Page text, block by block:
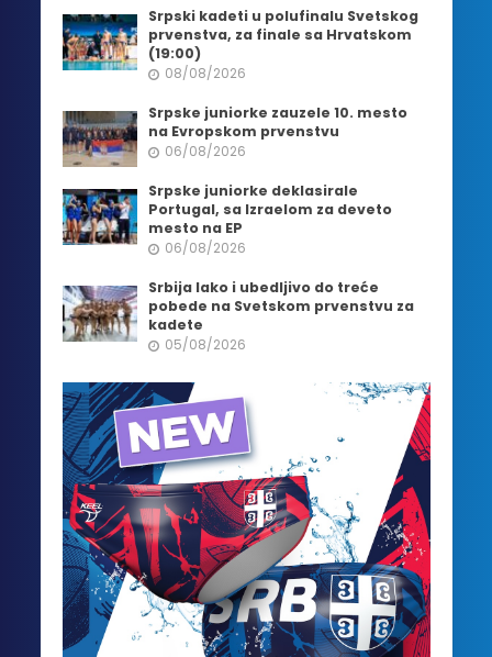
Srpski kadeti u polufinalu Svetskog
prvenstva, za finale sa Hrvatskom
(19:00)
08/08/2026
Srpske juniorke zauzele 10. mesto
na Evropskom prvenstvu
06/08/2026
Srpske juniorke deklasirale
Portugal, sa Izraelom za deveto
mesto na EP
06/08/2026
Srbija lako i ubedljivo do treće
pobede na Svetskom prvenstvu za
kadete
05/08/2026